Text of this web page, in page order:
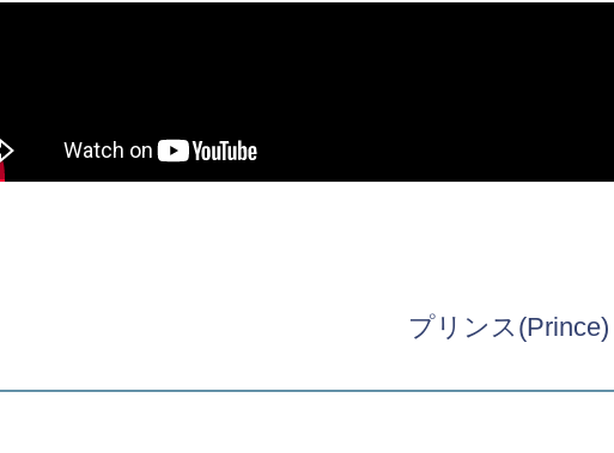
プリンス(Prince)